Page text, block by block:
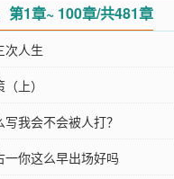
第1章~ 100章/共481章
次人生
上）
我会不会被人打？
一你这么早出场好吗